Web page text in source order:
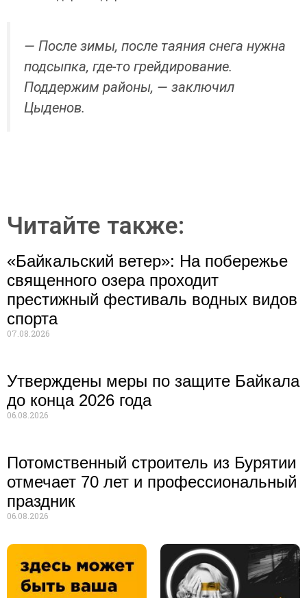
— После зимы, после таяния снега нужна
подсыпка, где-то грейдирование.
Поддержим районы, — заключил
Цыденов.
Читайте также:
«Байкальский ветер»: На побережье
священного озера проходит
престижный фестиваль водных видов
спорта
07.08.2026
Утверждены меры по защите Байкала
до конца 2026 года
06.08.2026
Потомственный строитель из Бурятии
отмечает 70 лет и профессиональный
праздник
06.08.2026